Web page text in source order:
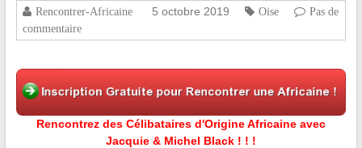
Rencontrer-Africaine 5 octobre 2019 Oise
Pas de
commentaire
Rencontrez des Célibataires d'Origine Africaine avec
Jacquie & Michel Black ! ! !